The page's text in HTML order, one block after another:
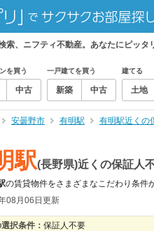
、ニフティ不動産。あなたにピッタ
を買う
中古
一戸建てを買う
新築 中古
建てる
土地
安曇野市 有明駅 有明駅近くの
駅(長野県)近くの保証人
の賃貸物件をさまざまなこだわり条件
08月06日更新
択条件： 保証人不要